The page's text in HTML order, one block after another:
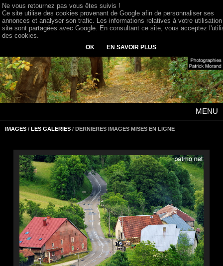
MENU
IMAGES / LES GALERIES / DERNIERES IMAGES MISES EN LIGNE
Ne vous retournez pas vous êtes suivis !
Ce site utilise des cookies provenant de Google afin de personnaliser ses
annonces et analyser son trafic. Les informations relatives à votre
site sont partagées avec Google. En consultant ce site, vous acceptez
des cookies.
OK EN SAVOIR PLUS